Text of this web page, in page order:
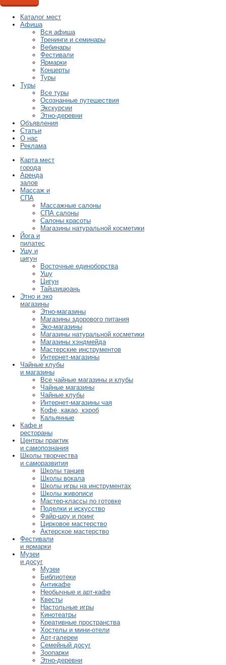
Каталог мест
Афиша
Вся афиша
Тренинги и семинары
Вебинары
Фестивали
Ярмарки
Концерты
Туры
Туры
Все туры
Осознанные путешествия
Экскурсии
Этно-деревни
Объявления
Статьи
О нас
Реклама
Карта мест
города
Аренда
залов
Массаж и
СПА
Массажные салоны
СПА салоны
Салоны красоты
Магазины натуральной косметики
Йога и
пилатес
Ушу и
цигун
Восточные единоборства
Ушу
Цигун
Тайцзицюань
Этно и эко
магазины
Этно-магазины
Магазины здорового питания
Эко-магазины
Магазины натуральной косметики
Магазины хэндмейда
Мастерские инструментов
Интернет-магазины
Чайные клубы
и магазины
Все чайные магазины и клубы
Чайные магазины
Чайные клубы
Интернет-магазины чая
Кофе, какао, кэроб
Кальянные
Кафе и
рестораны
Центры практик
и самопознания
Школы творчества
и саморазвития
Школы танцев
Школы вокала
Школы игры на инструментах
Школы живописи
Мастер-классы по готовке
Поделки и искусство
Файр-шоу и поинг
Цирковое мастерство
Актерское мастерство
Фестивали
и ярмарки
Музеи
и досуг
Музеи
Библиотеки
Антикафе
Необычные и арт-кафе
Квесты
Настольные игры
Кинотеатры
Креативные пространства
Хостелы и мини-отели
Арт-галереи
Семейный досуг
Зоопарки
Этно-деревни